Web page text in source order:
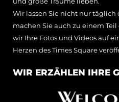
Wir lassen Sie nicht nur
machen Sie auch zu einem
wir Ihre Fotos und Videos auf
Herzen des Times Square
WIR ERZÄHLEN IHRE